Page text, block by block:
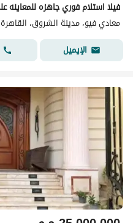
معادي فيو، مدينة الشروق، القاهرة
الإيميل